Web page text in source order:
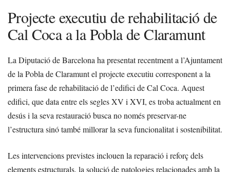
Projecte executiu de rehabilitació de
Cal Coca a la Pobla de Claramunt
La Diputació de Barcelona ha presentat recentment a l’Ajuntament
de la Pobla de Claramunt el projecte executiu corresponent a la
primera fase de rehabilitació de l’edifici de Cal Coca. Aquest
edifici, que data entre els segles XV i XVI, es troba actualment en
desús i la seva restauració busca no només preservar-ne
l’estructura sinó també millorar la seva funcionalitat i sostenibilitat.
Les intervencions previstes inclouen la reparació i reforç dels
elements estructurals, la solució de patologies relacionades amb la